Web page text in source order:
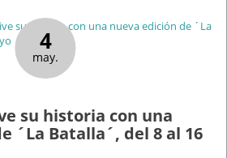
4
may.
su historia con una
´La Batalla´, del 8 al 16